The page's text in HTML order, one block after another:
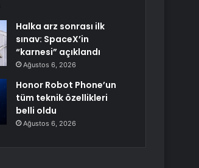
Halka arz sonrası ilk
sınav: SpaceX’in
“karnesi” açıklandı
Ağustos 6, 2026
Honor Robot Phone’un
tüm teknik özellikleri
belli oldu
Ağustos 6, 2026